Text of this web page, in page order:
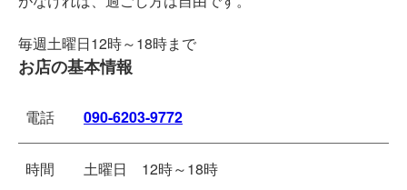
毎週土曜日12時～18時まで
お店の基本情報
電話 090-6203-9772
時間 土曜日 12時～18時